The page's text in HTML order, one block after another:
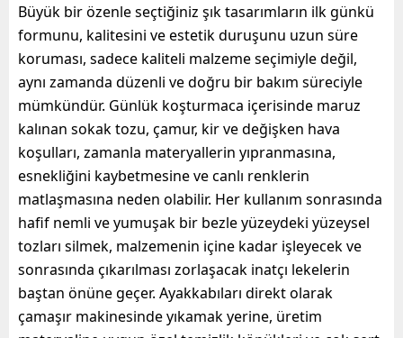
Büyük bir özenle seçtiğiniz şık tasarımların ilk günkü
formunu, kalitesini ve estetik duruşunu uzun süre
koruması, sadece kaliteli malzeme seçimiyle değil,
aynı zamanda düzenli ve doğru bir bakım süreciyle
mümkündür. Günlük koşturmaca içerisinde maruz
kalınan sokak tozu, çamur, kir ve değişken hava
koşulları, zamanla materyallerin yıpranmasına,
esnekliğini kaybetmesine ve canlı renklerin
matlaşmasına neden olabilir. Her kullanım sonrasında
hafif nemli ve yumuşak bir bezle yüzeydeki yüzeysel
tozları silmek, malzemenin içine kadar işleyecek ve
sonrasında çıkarılması zorlaşacak inatçı lekelerin
baştan önüne geçer. Ayakkabıları direkt olarak
çamaşır makinesinde yıkamak yerine, üretim